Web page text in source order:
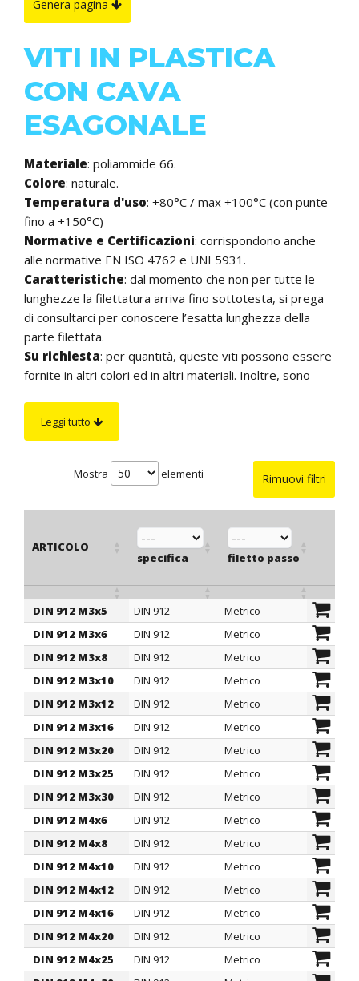
Genera pagina
VITI IN PLASTICA
CON CAVA
ESAGONALE
Materiale: poliammide 66.
Colore: naturale.
Temperatura d'uso: +80°C / max +100°C (con punte
fino a +150°C)
Normative e Certificazioni: corrispondono anche
alle normative EN ISO 4762 e UNI 5931.
Caratteristiche: dal momento che non per tutte le
lunghezze la filettatura arriva fino sottotesta, si prega
di consultarci per conoscere l’esatta lunghezza della
parte filettata.
Su richiesta: per quantità, queste viti possono essere
fornite in altri colori ed in altri materiali. Inoltre, sono
Leggi tutto
Rimuovi filtri
Mostra elementi
ARTICOLO
specifica filetto passo
ARTICOLO
specifica filetto passo
DIN 912 M3x5 DIN 912 Metrico
3
DIN 912 M3x6
DIN 912 Metrico
3
DIN 912 M3x8
DIN 912 Metrico
3
DIN 912 M3x10
DIN 912 Metrico
3
DIN 912 M3x12
DIN 912 Metrico
3
DIN 912 M3x16
DIN 912 Metrico
3
DIN 912 M3x20
DIN 912 Metrico
3
DIN 912 M3x25
DIN 912 Metrico
3
DIN 912 M3x30
DIN 912 Metrico
3
DIN 912 M4x6
DIN 912 Metrico
4
DIN 912 M4x8
DIN 912 Metrico
4
DIN 912 M4x10
DIN 912 Metrico
4
DIN 912 M4x12
DIN 912 Metrico
4
DIN 912 M4x16
DIN 912 Metrico
4
DIN 912 M4x20
DIN 912 Metrico
4
DIN 912 M4x25
DIN 912 Metrico
4